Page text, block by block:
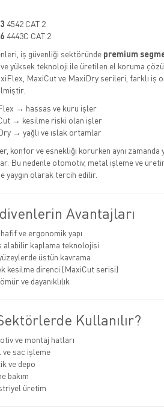
4542 CAT 2
4443C CAT 2
iş güvenliği sektöründe premium
yüksek teknoloji ile üretilen el koruma
MaxiCut ve MaxiDry serileri, farklı iş
→ hassas ve kuru işler
→ kesilme riski olan işler
→ yağlı ve ıslak ortamlar
konfor ve esnekliği korurken aynı zamanda
Bu nedenle otomotiv, metal işleme ve
yaygın olarak tercih edilir.
Avantajları
ve ergonomik yapı
alabilir kaplama teknolojisi
üstün kavrama
kesilme direnci (MaxiCut serisi)
ve dayanıklılık
Kullanılır?
ve montaj hatları
ve sac işleme
ve depo
bakım
üretim